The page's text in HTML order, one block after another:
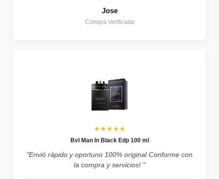
Jose
Compra Verificada
★★★★★
Bvl Man In Black Edp 100 ml
"Envió rápido y oportuno 100% original Conforme con
la compra y servicios! "